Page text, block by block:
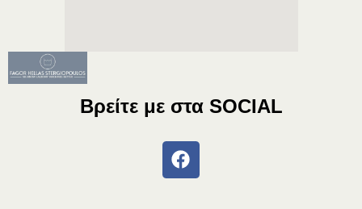
Βρείτε με σταSOCIAL